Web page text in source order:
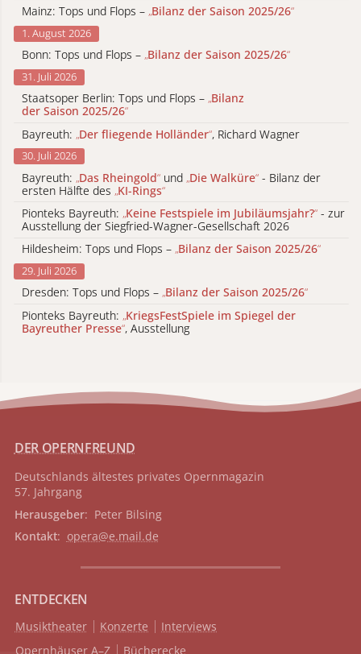
Mainz: Tops und Flops – „Bilanz der Saison 2025/26“
1. August 2026
Bonn: Tops und Flops – „Bilanz der Saison 2025/26“
31. Juli 2026
Staatsoper Berlin: Tops und Flops – „Bilanz
der Saison 2025/26“
Bayreuth: „Der fliegende Holländer“, Richard Wagner
30. Juli 2026
Bayreuth: „Das Rheingold“ und „Die Walküre“ - Bilanz der
ersten Hälfte des „KI-Rings“
Pionteks Bayreuth: „Keine Festspiele im Jubiläumsjahr?“ - zur
Ausstellung der Siegfried-Wagner-Gesellschaft 2026
Hildesheim: Tops und Flops – „Bilanz der Saison 2025/26“
29. Juli 2026
Dresden: Tops und Flops – „Bilanz der Saison 2025/26“
Pionteks Bayreuth: „KriegsFestSpiele im Spiegel der
Bayreuther Presse“, Ausstellung
DER OPERNFREUND
Deutschlands ältestes privates Opernmagazin
57. Jahrgang
Herausgeber: Peter Bilsing
Kontakt: opera@e.mail.de
ENTDECKEN
Musiktheater Konzerte
Interviews
Opernhäuser A–Z
Bücherecke